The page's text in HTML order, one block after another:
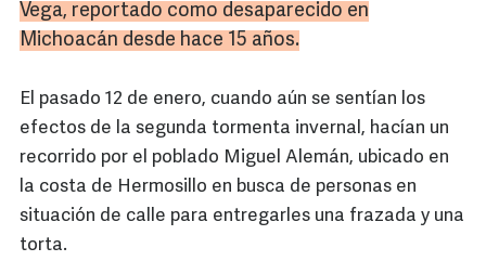
Vega, reportado como desaparecido en
Michoacán desde hace 15 años.
El pasado 12 de enero, cuando aún se sentían los
efectos de la segunda tormenta invernal, hacían un
recorrido por el poblado Miguel Alemán, ubicado en
la costa de Hermosillo en busca de personas en
situación de calle para entregarles una frazada y una
torta.